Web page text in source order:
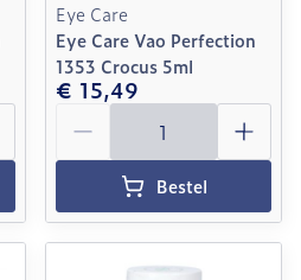
Eye Care
Eye Care Vao Perfection
1353 Crocus 5ml
€ 15,49
Aantal
Bestel